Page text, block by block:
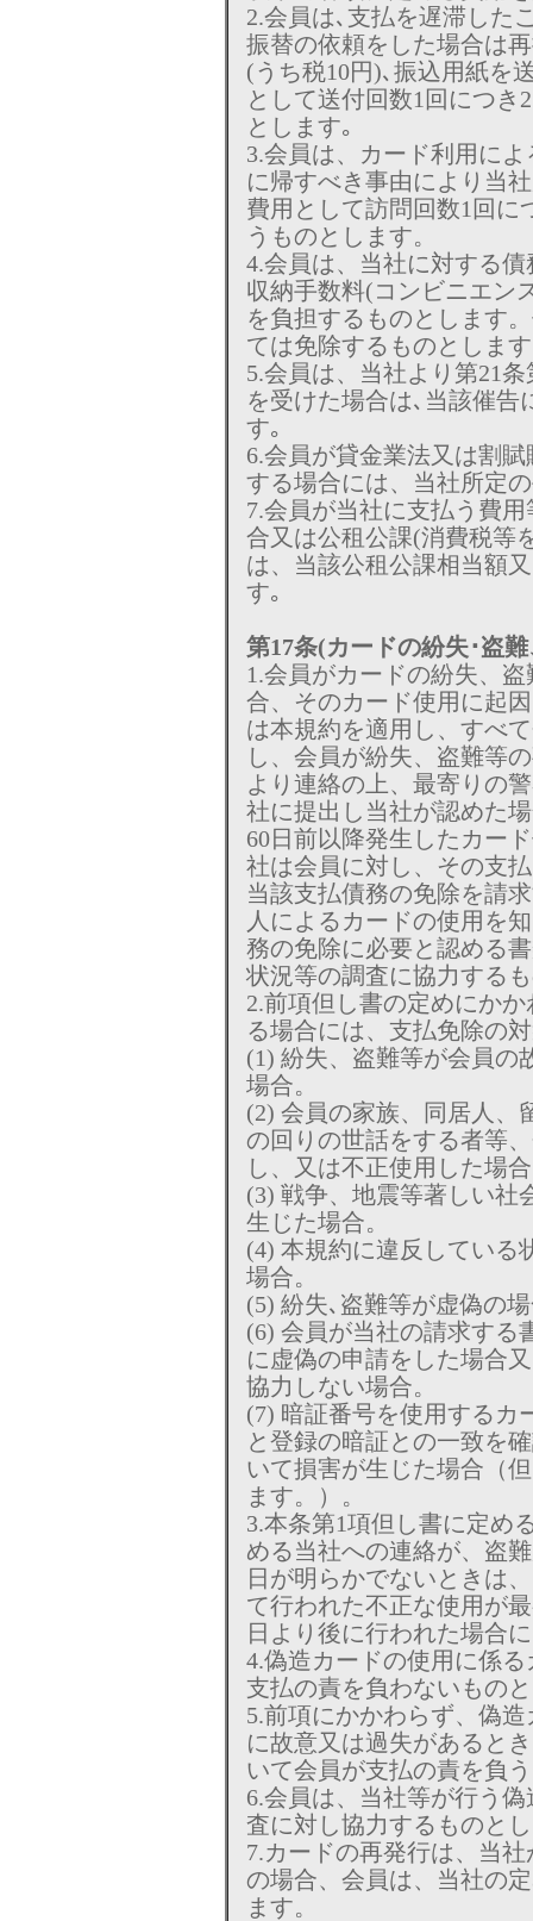
2.会員は､支払を遅滞した
振替の依頼をした場合は
(うち税10円)､振込用紙を
として送付回数1回につき
とします｡
3.会員は、カード利用に
に帰すべき事由により当
費用として訪問回数1回に
うものとします。
4.会員は、当社に対する
収納手数料(コンビニエン
を負担するものとします
ては免除するものとしま
5.会員は、当社より第21
を受けた場合は､当該催告
す｡
6.会員が貸金業法又は割
する場合には、当社所定
7.会員が当社に支払う費
合又は公租公課(消費税等
は、当該公租公課相当額
す｡
第17条(カードの紛失･盗
1.会員がカードの紛失、
合、そのカード使用に起
は本規約を適用し、すべ
し、会員が紛失、盗難等
より連絡の上、最寄りの
社に提出し当社が認めた
60日前以降発生したカー
社は会員に対し、その支
当該支払債務の免除を請
人によるカードの使用を
務の免除に必要と認める
状況等の調査に協力する
2.前項但し書の定めにか
る場合には、支払免除の
(1) 紛失、盗難等が会員の
場合。
(2) 会員の家族、同居人、
の回りの世話をする者等
し、又は不正使用した場
(3) 戦争、地震等著しい社
生じた場合。
(4) 本規約に違反している
場合。
(5) 紛失､盗難等が虚偽の
(6) 会員が当社の請求する
に虚偽の申請をした場合
協力しない場合。
(7) 暗証番号を使用するカ
と登録の暗証との一致を
いて損害が生じた場合（
ます。）。
3.本条第1項但し書に定め
める当社への連絡が、盗
日が明らかでないときは
て行われた不正な使用が
日より後に行われた場合
4.偽造カードの使用に係
支払の責を負わないもの
5.前項にかかわらず、偽
に故意又は過失があると
いて会員が支払の責を負
6.会員は、当社等が行う
査に対し協力するものと
7.カードの再発行は、当
の場合、会員は、当社の
ます。